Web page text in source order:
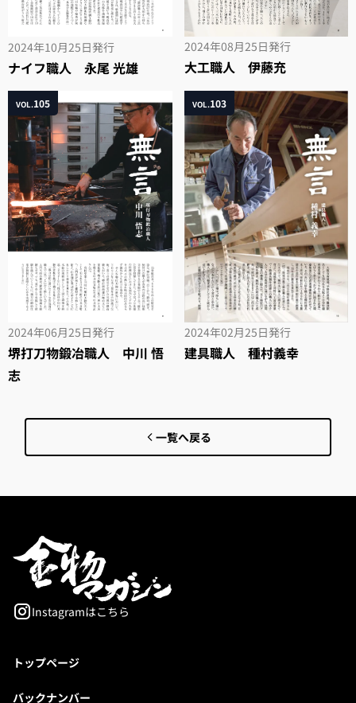
2024年10月25日発行
ナイフ職人 永尾 光雄
2024年08月25日発行
大工職人 伊藤充
VOL.105
2024年06月25日発行
堺打刀物鍛冶職人 中川 悟
志
VOL.103
2024年02月25日発行
建具職人 種村義幸
一覧へ戻る
Instagramはこちら
トップページ
バックナンバー